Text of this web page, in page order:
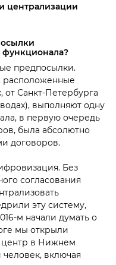
централизации
предпосылки.
расположенные
от Санкт-Петербурга
выполняют одну
в первую очередь
была абсолютно
договоров.
Без
согласования
эту систему,
м начали думать о
мы открыли
центр в Нижнем
включая